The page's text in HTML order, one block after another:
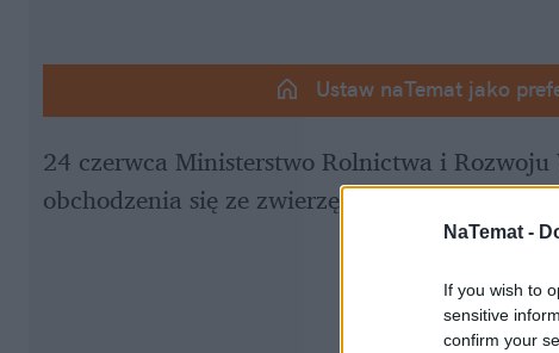
NaTemat -
If you wish to
sensitive
confirm your
Ustaw naTemat jako
24 czerwca Ministerstwo Rolnictwa i
obchodzenia się ze zwierzętami w trakcie